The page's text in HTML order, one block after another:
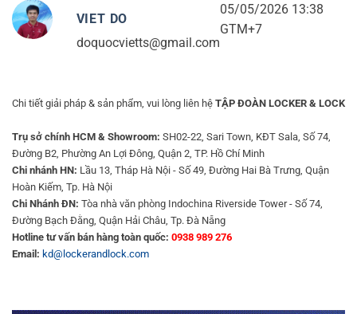
VIET DO
doquocvietts@gmail.com
05/05/2026 13:38
GTM+7
Chi tiết giải pháp & sản phẩm, vui lòng liên hệ TẬP ĐOÀN LOCKER & LOCK
Trụ sở chính HCM & Showroom: SH02-22, Sari Town, KĐT Sala, Số 74,
Đường B2, Phường An Lợi Đông, Quận 2, TP. Hồ Chí Minh
Chi nhánh HN: Lầu 13, Tháp Hà Nội - Số 49, Đường Hai Bà Trưng, Quận
Hoàn Kiếm, Tp. Hà Nội
Chi Nhánh ĐN: Tòa nhà văn phòng Indochina Riverside Tower - Số 74,
Đường Bạch Đằng, Quận Hải Châu, Tp. Đà Nẵng
Hotline tư vấn bán hàng toàn quốc: 0938 989 276
Email: kd@lockerandlock.com